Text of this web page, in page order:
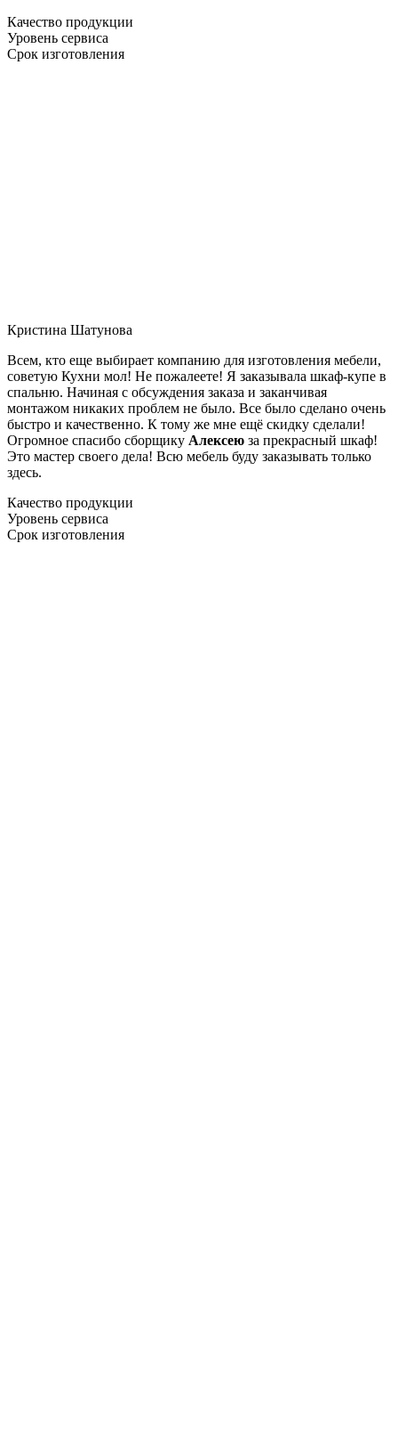
Качество продукции
Уровень сервиса
Срок изготовления
Кристина Шатунова
Всем, кто еще выбирает компанию для изготовления мебели,
советую Кухни мол! Не пожалеете! Я заказывала шкаф-купе в
спальню. Начиная с обсуждения заказа и заканчивая
монтажом никаких проблем не было. Все было сделано очень
быстро и качественно. К тому же мне ещё скидку сделали!
Огромное спасибо сборщику Алексею за прекрасный шкаф!
Это мастер своего дела! Всю мебель буду заказывать только
здесь.
Качество продукции
Уровень сервиса
Срок изготовления